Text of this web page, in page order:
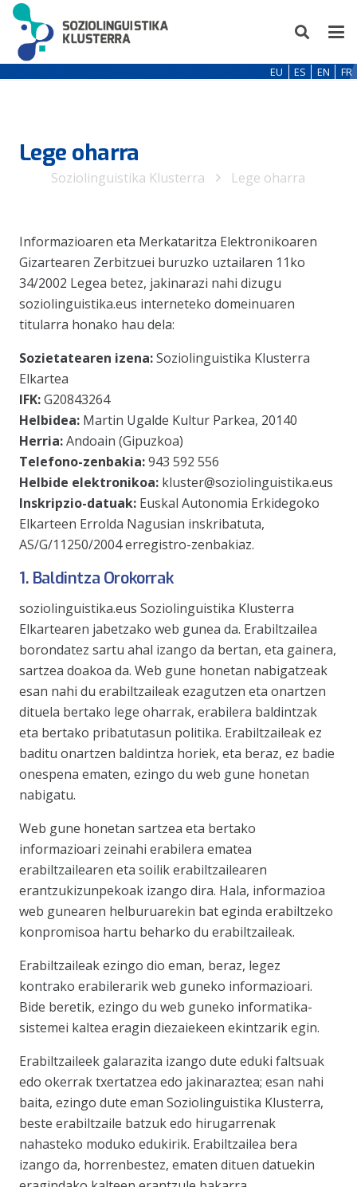
EU ES EN FR
Lege oharra
Soziolinguistika Klusterra Lege oharra
Informazioaren eta Merkataritza Elektronikoaren
Gizartearen Zerbitzuei buruzko uztailaren 11ko
34/2002 Legea betez, jakinarazi nahi dizugu
soziolinguistika.eus interneteko domeinuaren
titularra honako hau dela:
Sozietatearen izena:Soziolinguistika Klusterra
Elkartea
IFK:G20843264
Helbidea: Martin Ugalde Kultur Parkea, 20140
Herria:Andoain (Gipuzkoa)
Telefono-zenbakia:943 592 556
Helbide elektronikoa: kluster@soziolinguistika.eus
Inskripzio-datuak: Euskal Autonomia Erkidegoko
Elkarteen Errolda Nagusian inskribatuta,
AS/G/11250/2004 erregistro-zenbakiaz.
1. Baldintza Orokorrak
soziolinguistika.eus Soziolinguistika Klusterra
Elkartearen jabetzako web gunea da. Erabiltzailea
borondatez sartu ahal izango da bertan, eta gainera,
sartzea doakoa da. Web gune honetan nabigatzeak
esan nahi du erabiltzaileak ezagutzen eta onartzen
dituela bertako lege oharrak, erabilera baldintzak
eta bertako pribatutasun politika. Erabiltzaileak ez
baditu onartzen baldintza horiek, eta beraz, ez badie
onespena ematen, ezingo du web gune honetan
nabigatu.
Web gune honetan sartzea eta bertako
informazioari zeinahi erabilera ematea
erabiltzailearen eta soilik erabiltzailearen
erantzukizunpekoak izango dira. Hala, informazioa
web gunearen helburuarekin bat eginda erabiltzeko
konpromisoa hartu beharko du erabiltzaileak.
Erabiltzaileak ezingo dio eman, beraz, legez
kontrako erabilerarik web guneko informazioari.
Bide beretik, ezingo du web guneko informatika-
sistemei kaltea eragin diezaiekeen ekintzarik egin.
Erabiltzaileek galarazita izango dute eduki faltsuak
edo okerrak txertatzea edo jakinaraztea; esan nahi
baita, ezingo dute eman Soziolinguistika Klusterra,
beste erabiltzaile batzuk edo hirugarrenak
nahasteko moduko edukirik. Erabiltzailea bera
izango da, horrenbestez, ematen dituen datuekin